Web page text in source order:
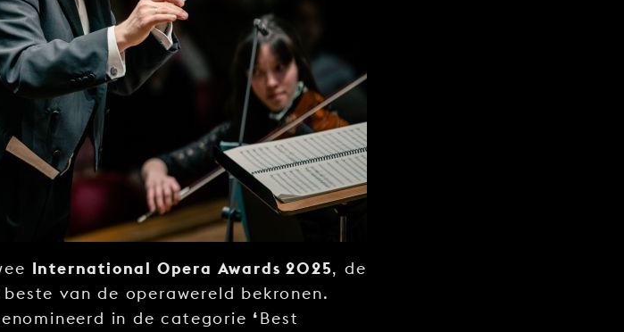
International Opera Awards 2025, de
van de operawereld bekronen.
in de categorie ‘Best